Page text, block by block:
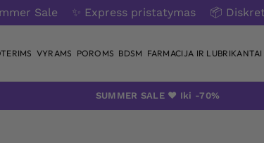
Sale ✨ Express pristatymas 📦
VYRAMS POROMS BDSM FARMACIJA IR LUBRIKANTAI
SUMMER SALE ❤️ Iki -70%